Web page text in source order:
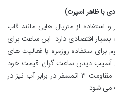
از متریال هایی مانند قاب
اقتصادی دارد. این ساعت برای
استفاده روزمره یا فعالیت های
آسیب دیدن ساعت گران قیمت خود
باشند، گزینه ای بسیار جذاب است. مقاومت ۳ اتمسفر در برابر آب نیز در
می شود.